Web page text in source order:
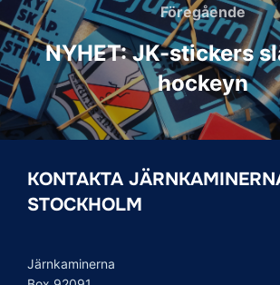
Föregående
NYHET: JK-stickers
hockeyn
KONTAKTA
STOCKHOLM
Järnkaminerna